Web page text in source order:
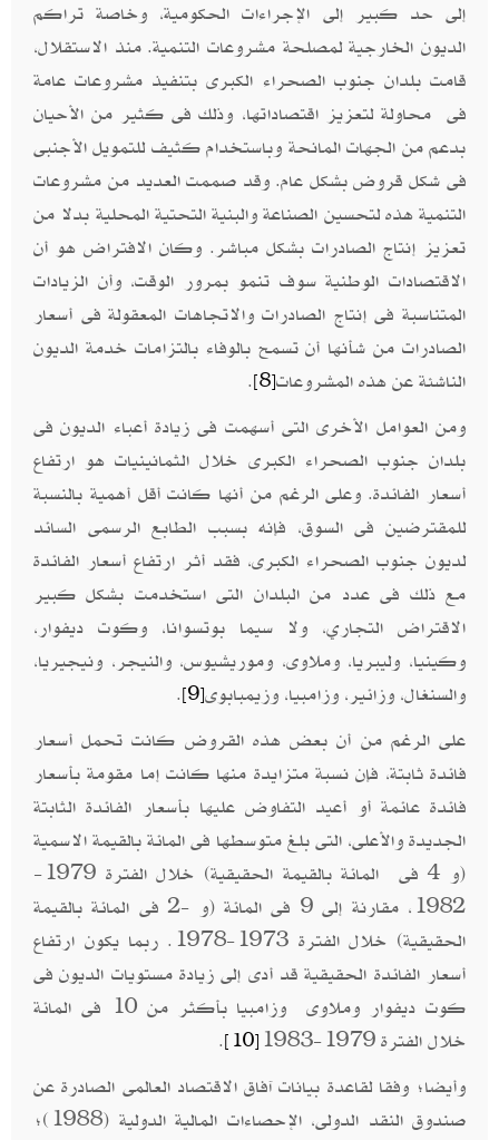
إلى حد كبير إلى الإجراءات الحكومية، وخاصة تراكم
الديون الخارجية لمصلحة مشروعات التنمية. منذ الاستقلال،
قامت بلدان جنوب الصحراء الكبرى بتنفيذ مشروعات عامة
فى محاولة لتعزيز اقتصاداتها، وذلك فى كثير من الأحيان
بدعم من الجهات المانحة وباستخدام كثيف للتمويل الأجنبى
فى شكل قروض بشكل عام. وقد صممت العديد من مشروعات
التنمية هذه لتحسين الصناعة والبنية التحتية المحلية بدلا من
تعزيز إنتاج الصادرات بشكل مباشر. وكان الافتراض هو أن
الاقتصادات الوطنية سوف تنمو بمرور الوقت، وأن الزيادات
المتناسبة فى إنتاج الصادرات والاتجاهات المعقولة فى أسعار
الصادرات من شأنها أن تسمح بالوفاء بالتزامات خدمة الديون
الناشئة عن هذه المشروعات[8]
.
ومن العوامل الأخرى التى أسهمت فى زيادة أعباء الديون فى
بلدان جنوب الصحراء الكبرى خلال الثمانينيات هو ارتفاع
أسعار الفائدة. وعلى الرغم من أنها كانت أقل أهمية بالنسبة
للمقترضين فى السوق، فإنه بسبب الطابع الرسمى السائد
لديون جنوب الصحراء الكبرى، فقد أثر ارتفاع أسعار الفائدة
مع ذلك فى عدد من البلدان التى استخدمت بشكل كبير
الاقتراض التجاري، ولا سيما بوتسوانا، وكوت ديفوار،
وكينيا، وليبريا، وملاوى، وموريشيوس، والنيجر، ونيجيريا،
والسنغال، وزائير، وزامبيا، وزيمبابوى[9]
.
على الرغم من أن بعض هذه القروض كانت تحمل أسعار
فائدة ثابتة، فإن نسبة متزايدة منها كانت إما مقومة بأسعار
فائدة عائمة أو أعيد التفاوض عليها بأسعار الفائدة الثابتة
الجديدة والأعلى، التى بلغ متوسطها فى المائة بالقيمة الاسمية
(و 4 فى المائة بالقيمة الحقيقية) خلال الفترة 1979-
1982، مقارنة إلى 9 فى المائة (و -2 فى المائة بالقيمة
الحقيقية) خلال الفترة 1973-1978. ربما يكون ارتفاع
أسعار الفائدة الحقيقية قد أدى إلى زيادة مستويات الديون فى
كوت ديفوار وملاوى وزامبيا بأكثر من 10 فى المائة
خلال الفترة 1979-1983
[10]
.
وأيضا؛ وفقا لقاعدة بيانات آفاق الاقتصاد العالمى الصادرة عن
صندوق النقد الدولى، الإحصاءات المالية الدولية (1988)؛